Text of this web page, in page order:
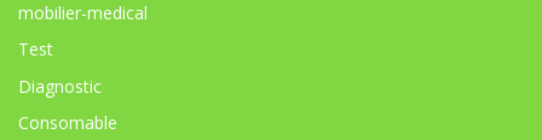
mobilier-medical
Test
Diagnostic
Consomable